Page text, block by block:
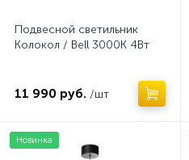
Потолочные светильники
Торшеры и напольные
Подвесной светильник
Колокол / Bell 3000К 4Вт
11 990 руб. /шт
Новинка